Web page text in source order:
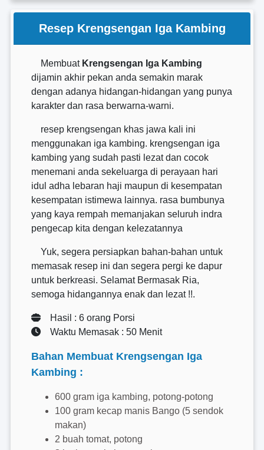
Resep Krengsengan Iga Kambing
Membuat Krengsengan Iga Kambing
dijamin akhir pekan anda semakin marak
dengan adanya hidangan-hidangan yang punya
karakter dan rasa berwarna-warni.
resep krengsengan khas jawa kali ini
menggunakan iga kambing. krengsengan iga
kambing yang sudah pasti lezat dan cocok
menemani anda sekeluarga di perayaan hari
idul adha lebaran haji maupun di kesempatan
kesempatan istimewa lainnya. rasa bumbunya
yang kaya rempah memanjakan seluruh indra
pengecap kita dengan kelezatannya
Yuk, segera persiapkan bahan-bahan untuk
memasak resep ini dan segera pergi ke dapur
untuk berkreasi. Selamat Bermasak Ria,
semoga hidangannya enak dan lezat !!.
Hasil : 6 orang Porsi
Waktu Memasak : 50 Menit
Bahan Membuat Krengsengan Iga
Kambing :
600 gram iga kambing, potong-potong
100 gram kecap manis Bango (5 sendok
makan)
2 buah tomat, potong